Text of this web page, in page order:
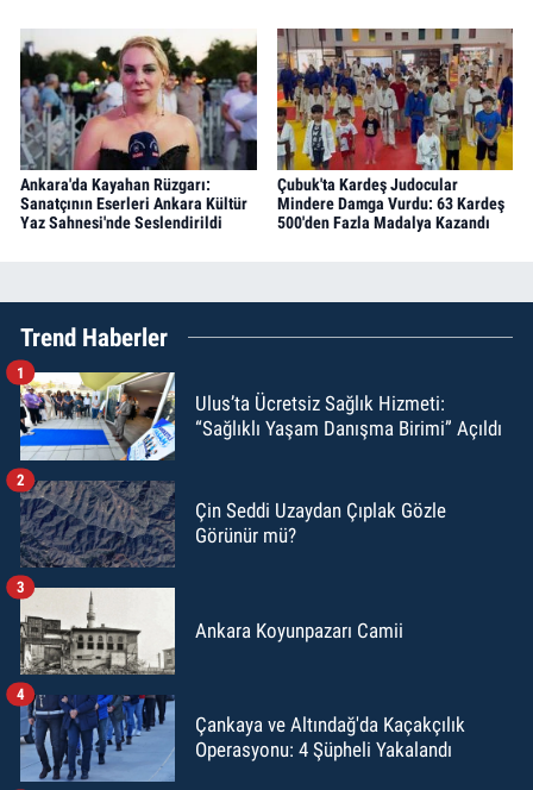
Ankara'da Kayahan Rüzgarı:
Sanatçının Eserleri Ankara Kültür
Yaz Sahnesi'nde Seslendirildi
Çubuk'ta Kardeş Judocular
Mindere Damga Vurdu: 63 Kardeş
500'den Fazla Madalya Kazandı
Trend Haberler
Ulus’ta Ücretsiz Sağlık Hizmeti:
“Sağlıklı Yaşam Danışma Birimi” Açıldı
1
Çin Seddi Uzaydan Çıplak Gözle
Görünür mü?
2
Ankara Koyunpazarı Camii
3
Çankaya ve Altındağ'da Kaçakçılık
Operasyonu: 4 Şüpheli Yakalandı
4